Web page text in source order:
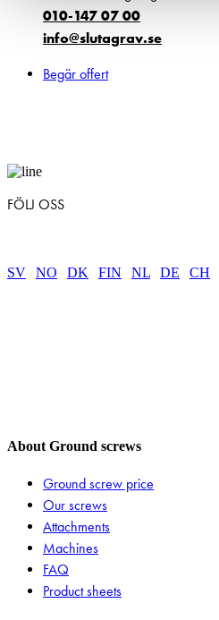
010-147 07 00
info@slutagrav.se
Begär offert
FÖLJ OSS
SV NO DK FIN NL DE CH
About Ground screws
Ground screw price
Our screws
Attachments
Machines
FAQ
Product sheets